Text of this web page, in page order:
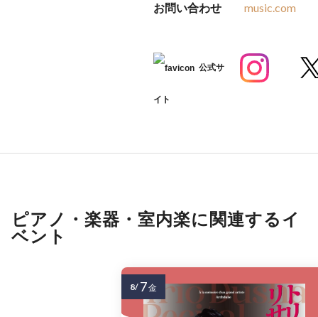
お問い合わせ
music.com
公式サ
イト
ピアノ・楽器・室内楽に関連するイ
ベント
8/ 7金